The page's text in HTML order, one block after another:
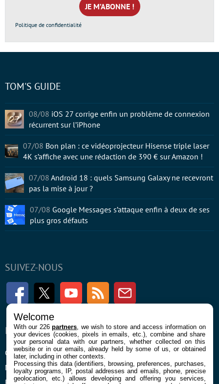
*
Politique de confidentialité
SUIVEZ-NOUS
FacebookTwitter Youtube RSS Newsletter
ENTREPRISE
Confidentialité et Cookies
Mentions légales et CGU
Préférences Cookies
À PROPOS
Contact
TOM'S GUIDE
08/08 iOS 27 corrige enfin un problème de connexion
récurrent sur l’iPhone
07/08 Bon plan : ce vidéoprojecteur Hisense triple laser
4K s’affiche avec une rédaction de 390 € sur Amazon !
07/08 Android 18 : quels Samsung Galaxy ne recevront
pas la mise à jour ?
07/08 Google Messages s’attaque enfin à deux de ses
plus gros défauts
Welcome
With our 226partners , we wish to store and access information on
your devices (cookies, pixels in emails, etc.), combine and share
your personal data with our partners, whether collected on this
website or in our emails, already held by some of us, or obtained
later, including in other contexts.
Processing this data (identifiers, browsing, preferences, purchases,
loyalty programs, IP, postal addresses and emails, phone, precise
geolocation, etc.) allows developing and offering you services,